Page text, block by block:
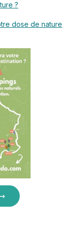
?
dose de nature